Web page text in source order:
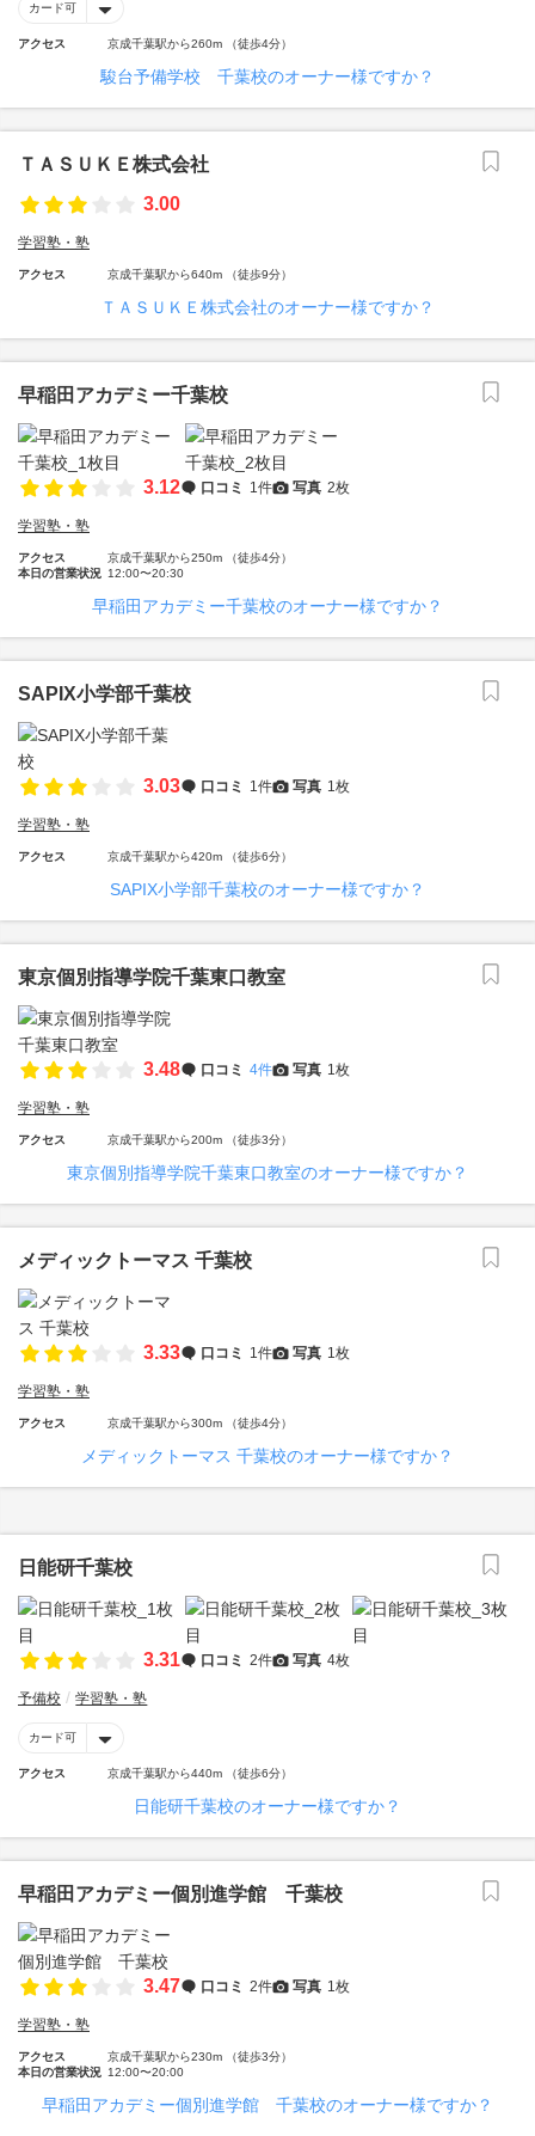
カード可
アクセス 京成千葉駅から260m （徒歩4分）
駿台予備学校 千葉校のオーナー様ですか？
ＴＡＳＵＫＥ株式会社
3.00
学習塾・塾
アクセス 京成千葉駅から640m （徒歩9分）
ＴＡＳＵＫＥ株式会社のオーナー様ですか？
早稲田アカデミー千葉校
3.12 口コミ 1件 写真 2枚
学習塾・塾
アクセス
京成千葉駅から250m （徒歩4分）
本日の営業状況 12:00〜20:30
早稲田アカデミー千葉校のオーナー様ですか？
SAPIX小学部千葉校
3.03 口コミ 1件 写真 1枚
学習塾・塾
アクセス 京成千葉駅から420m （徒歩6分）
SAPIX小学部千葉校のオーナー様ですか？
東京個別指導学院千葉東口教室
3.48 口コミ 4件 写真 1枚
学習塾・塾
アクセス 京成千葉駅から200m （徒歩3分）
東京個別指導学院千葉東口教室のオーナー様ですか？
メディックトーマス 千葉校
3.33 口コミ 1件 写真 1枚
学習塾・塾
アクセス 京成千葉駅から300m （徒歩4分）
メディックトーマス 千葉校のオーナー様ですか？
日能研千葉校
3.31 口コミ 2件 写真 4枚
予備校 学習塾・塾
カード可
アクセス 京成千葉駅から440m （徒歩6分）
日能研千葉校のオーナー様ですか？
早稲田アカデミー個別進学館 千葉校
3.47 口コミ 2件 写真 1枚
学習塾・塾
アクセス
京成千葉駅から230m （徒歩3分）
本日の営業状況 12:00〜20:00
早稲田アカデミー個別進学館 千葉校のオーナー様ですか？